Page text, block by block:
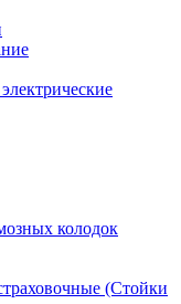
колодок
(Стойки